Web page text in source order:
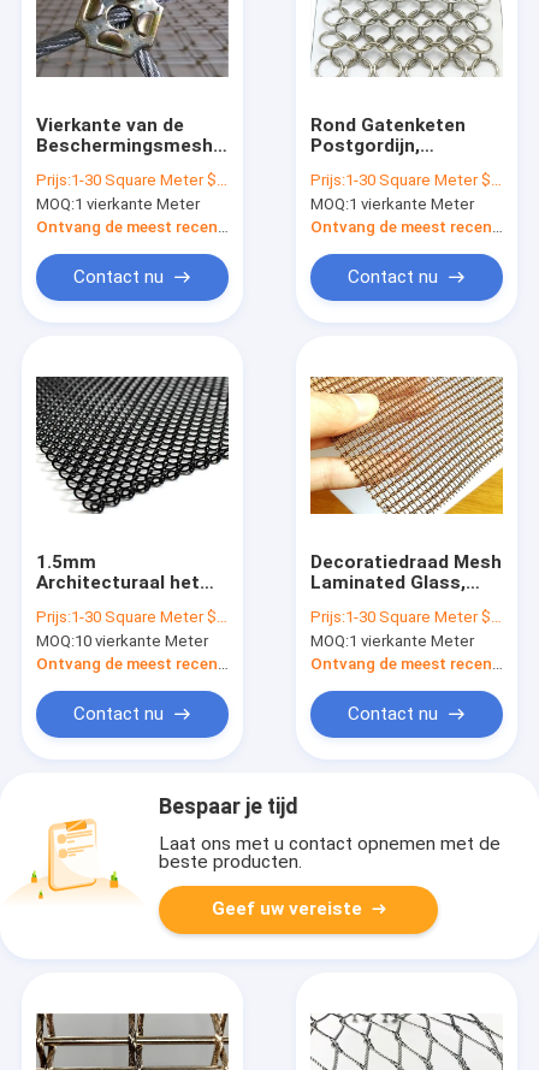
Vierkante van de
Beschermingsmesh
cunstomized for van
de Gatenhelling de
Preventie Dalende
Prijs:1-30 Square Meter $2/Square Meter >30 Square Meters $1/Square Meter
MOQ:1 vierkante Meter
Contact nu
Rond Gatenketen
Postgordijn,
Mesh Curtain
Prijs:1-30 Square Meter $2/Square Meter >30 Square Meters $1/Square Meter
MOQ:1 vierkante Meter
Contact nu
1.5mm
Architecturaal het
Metaalmesh acid
resistant fireplace
mesh
Prijs:1-30 Square Meter $30/Square Meter >30 Square Meters $30/Square Meter
MOQ:10 vierkante Meter
Ontvang de meest recente Prijs
Contact nu
Decoratiedraad Mesh
Laminated Glass,
Draadnetwerk
Prijs:1-30 Square Meter $2/Square Meter >30 Square Meters $1/Square Meter
MOQ:1 vierkante Meter
Ontvang de meest recente Prijs
Contact nu
Bespaar je tijd
Laat ons met u contact opnemen met de
beste producten.
Geef uw vereiste